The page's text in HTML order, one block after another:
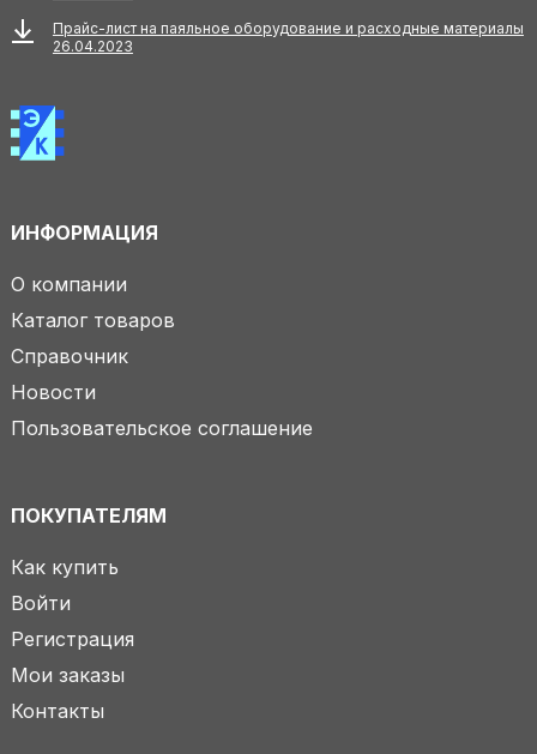
Прайс-лист на паяльное оборудование и расходные материалы
26.04.2023
ИНФОРМАЦИЯ
О компании
Каталог товаров
Справочник
Новости
Пользовательское соглашение
ПОКУПАТЕЛЯМ
Как купить
Войти
Регистрация
Мои заказы
Контакты